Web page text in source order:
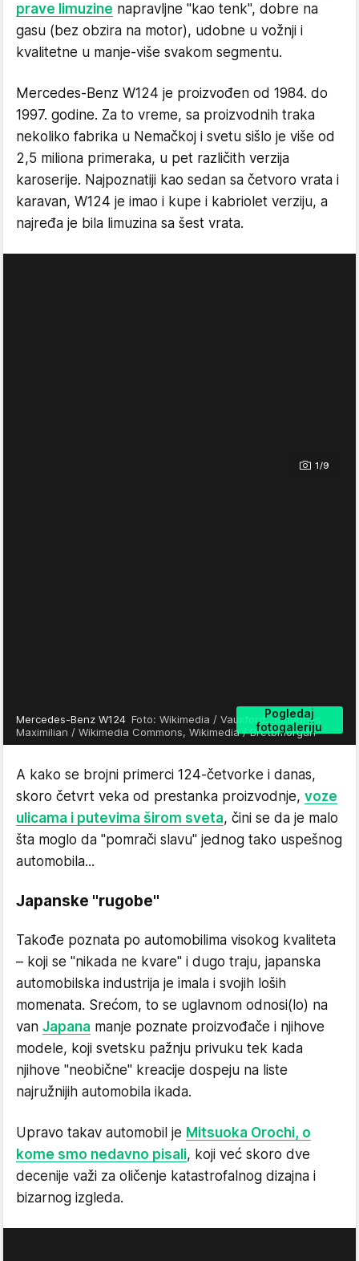
prave limuzine napravljne "kao tenk", dobre na
gasu (bez obzira na motor), udobne u vožnji i
kvalitetne u manje-više svakom segmentu.
Mercedes-Benz W124 je proizvođen od 1984. do
1997. godine. Za to vreme, sa proizvodnih traka
nekoliko fabrika u Nemačkoj i svetu sišlo je više od
2,5 miliona primeraka, u pet različith verzija
karoserije. Najpoznatiji kao sedan sa četvoro vrata i
karavan, W124 je imao i kupe i kabriolet verziju, a
najređa je bila limuzina sa šest vrata.
1/9
Pogledaj
fotogaleriju
Mercedes-Benz W124 Foto: Wikimedia / Vauxford, Johannes
Maximilian / Wikimedia Commons, Wikimedia / Bretbmorgan
A kako se brojni primerci 124-četvorke i danas,
skoro četvrt veka od prestanka proizvodnje, voze
ulicama i putevima širom sveta, čini se da je malo
šta moglo da "pomrači slavu" jednog tako uspešnog
automobila...
Japanske "rugobe"
Takođe poznata po automobilima visokog kvaliteta
– koji se "nikada ne kvare" i dugo traju, japanska
automobilska industrija je imala i svojih loših
momenata. Srećom, to se uglavnom odnosi(lo) na
van Japana manje poznate proizvođače i njihove
modele, koji svetsku pažnju privuku tek kada
njihove "neobične" kreacije dospeju na liste
najružnijih automobila ikada.
Upravo takav automobil je Mitsuoka Orochi, o
kome smo nedavno pisali, koji već skoro dve
decenije važi za oličenje katastrofalnog dizajna i
bizarnog izgleda.